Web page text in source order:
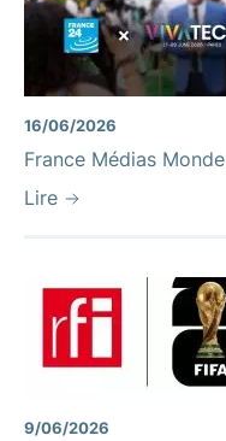
16/06/2026
France Médias
Lire
9/06/2026